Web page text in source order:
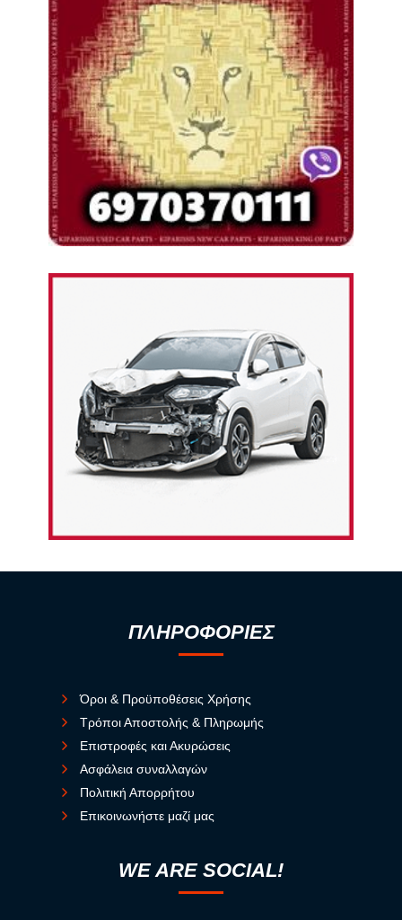
ΠΛΗΡΟΦΟΡΙΕΣ
Όροι & Προϋποθέσεις Χρήσης
Τρόποι Αποστολής & Πληρωμής
Επιστροφές και Ακυρώσεις
Ασφάλεια συναλλαγών
Πολιτική Απορρήτου
Επικοινωνήστε μαζί μας
WE ARE SOCIAL!